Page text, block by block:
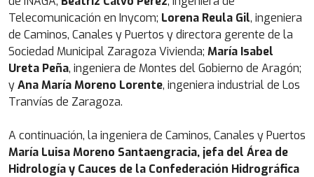
Telecomunicación en Inycom; Lorena Reula Gil, ingeniera
de Caminos, Canales y Puertos y directora gerente de la
Sociedad Municipal Zaragoza Vivienda; María Isabel
Ureta Peña, ingeniera de Montes del Gobierno de Aragón;
yAna María Moreno Lorente, ingeniera industrial de Los
Tranvías de Zaragoza.
A continuación, la ingeniera de Caminos, Canales y Puertos
María Luisa Moreno Santaengracia, jefa del Área de
Hidrología y Cauces de la Confederación Hidrográfica